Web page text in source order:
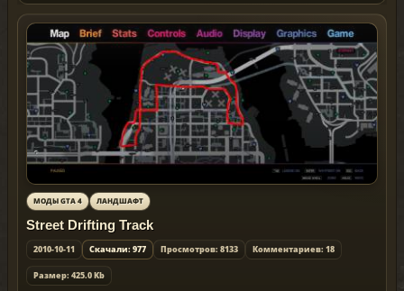
МОДЫ GTA 4 ЛАНДШАФТ
Street Drifting Track
2010-10-11 Скачали: 977 Просмотров: 8133 Комментариев: 18
Размер: 425.0 Kb